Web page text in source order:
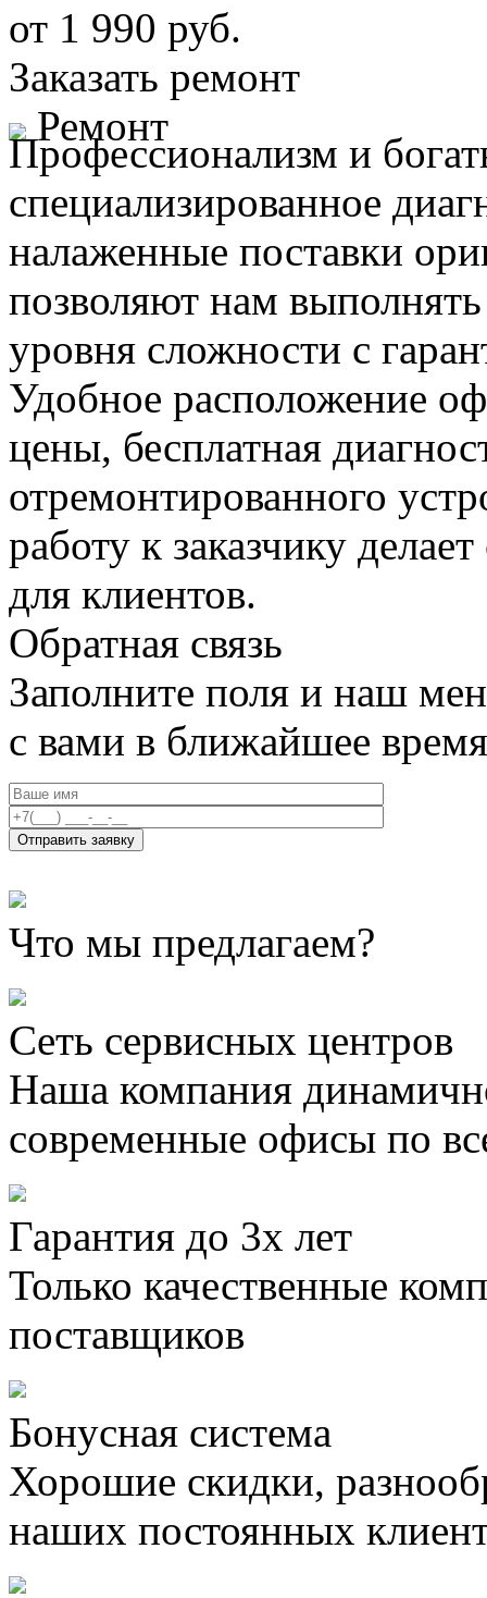
от 1 990 руб.
Заказать ремонт
Ремонт
Профессионализм и
специализированное
налаженные поставки
позволяют нам
уровня сложности с
Удобное расположение
цены, бесплатная
отремонтированного
работу к заказчику
для клиентов.
Обратная связь
Заполните поля и наш
с вами в ближайшее время
Что мы предлагаем?
Сеть сервисных центров
Наша компания
современные офисы по
Гарантия до 3х лет
Только качественные
поставщиков
Бонусная система
Хорошие скидки,
наших постоянных